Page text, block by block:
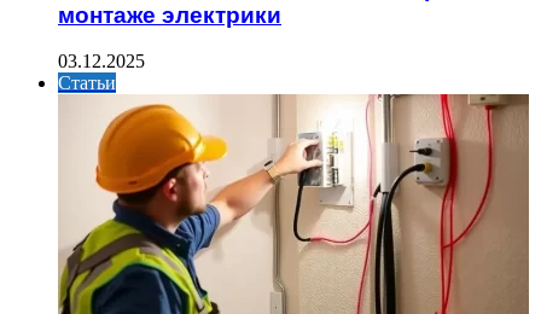
монтаже электрики
03.12.2025
Статьи